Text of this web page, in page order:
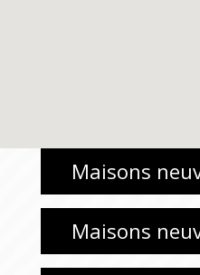
Maisons
Maisons